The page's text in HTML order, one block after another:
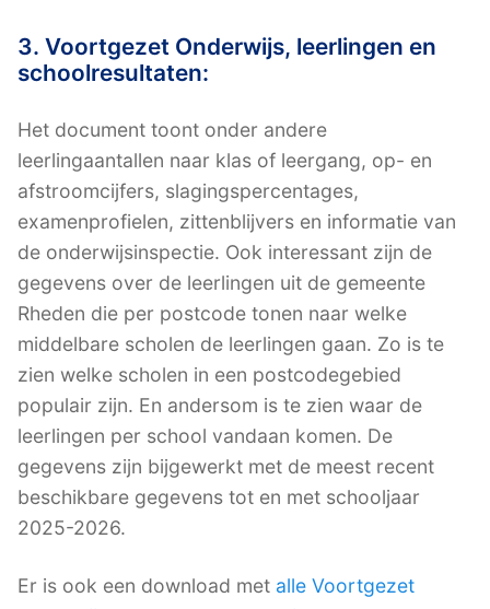
3. Voortgezet Onderwijs, leerlingen en
schoolresultaten:
Het document toont onder andere
leerlingaantallen naar klas of leergang, op- en
afstroomcijfers, slagingspercentages,
examenprofielen, zittenblijvers en informatie van
de onderwijsinspectie. Ook interessant zijn de
gegevens over de leerlingen uit de gemeente
Rheden die per postcode tonen naar welke
middelbare scholen de leerlingen gaan. Zo is te
zien welke scholen in een postcodegebied
populair zijn. En andersom is te zien waar de
leerlingen per school vandaan komen. De
gegevens zijn bijgewerkt met de meest recent
beschikbare gegevens tot en met schooljaar
2025-2026.
Er is ook een download met alle Voortgezet